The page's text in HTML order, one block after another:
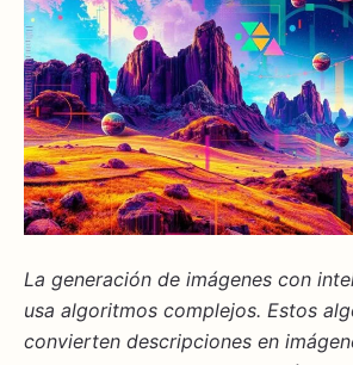
La generación de imágenes con
usa algoritmos complejos. Estos
convierten descripciones en